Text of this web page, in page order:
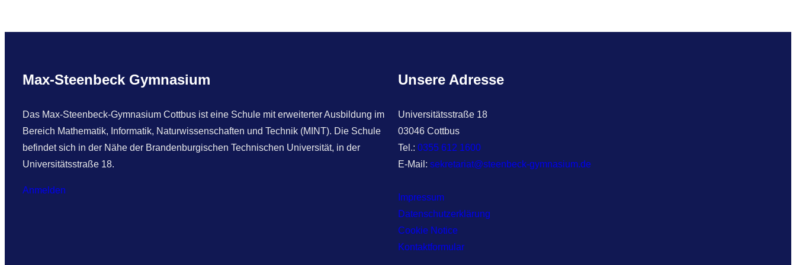
Max-Steenbeck Gymnasium
Das Max-Steenbeck-Gymnasium Cottbus ist eine Schule mit erweiterter Ausbildung im
Bereich Mathematik, Informatik, Naturwissenschaften und Technik (MINT). Die Schule
befindet sich in der Nähe der Brandenburgischen Technischen Universität, in der
Universitätsstraße 18.
Anmelden
Unsere Adresse
Universitätsstraße 18
03046 Cottbus
Tel.: 0355 612 1600
E-Mail: sekretariat@steenbeck-gymnasium.de
Impressum
Datenschutzerklärung
Cookie Notice
Kontaktformular